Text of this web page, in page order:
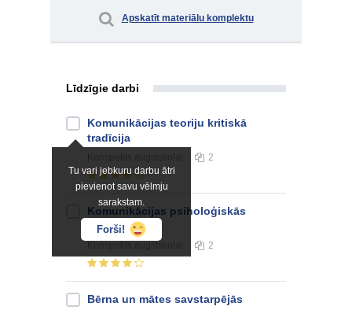
Apskatīt materiālu komplektu
Līdzīgie darbi
Tu vari jebkuru darbu ātri
pievienot savu vēlmju
sarakstam.
Forši!
Komunikācijas teoriju kritiskā
tradīcija
2
Komunikācijas psiholoģiskās
barjeras
2
Bērna un mātes savstarpējās